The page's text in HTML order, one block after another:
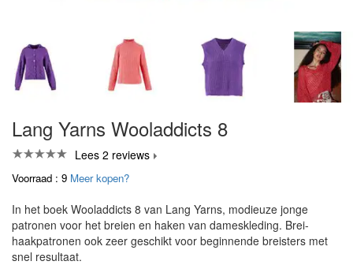
Lang Yarns Wooladdicts 8
Lees 2 reviews
Voorraad : 9 Meer kopen?
In het boek Wooladdicts 8 van Lang Yarns, modieuze jonge
patronen voor het breien en haken van dameskleding. Brei-
haakpatronen ook zeer geschikt voor beginnende breisters met
snel resultaat.